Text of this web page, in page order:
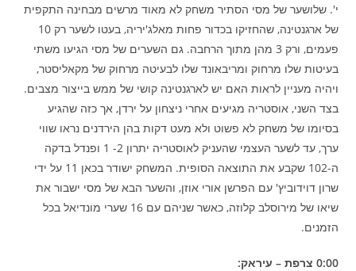
י'. שלושער של מסי הסתיר משחק לא מאוד מרשים מבחינה התקפית
של ארגנטינה, שהחזיקו בכדור פחות מאלג'יריה, בעטו לשער רק 10
פעמים, ורק 3 מהן מתוך הרחבה. גם השערים של מסי הגיעו משתי
בעיטות שלו מרחוק ומריבאונד שלו לבעיטה מרחוק של מקאליסטר,
ויהיה מעניין לראות האם יש לארגנטינה קושי של ממש בייצור מצבים.
בצד השני, אוסטריה מגיעים אחרי ניצחון על ירדן, אך כזה שהגיע
בסיומו של משחק לא פשוט ולא מעט דקות בהן הירדנים נראו שווי
ערך, עד לשער העצמי שהעניק לאוסטריה יתרון 2- 1 ופנדל בדקה
ה-102 שקבע את התוצאה הסופית. המשחק ישודר בכאן 11 על ידי
שרון דוידוביץ' עם הפרשן אורי אוזן, והשער הבא של מסי ישבור את
שיאו של מירוסלב קלוזה, כאשר שניהם עם 16 שערי מונדיאל בכל
הזמנים.
0:00 צרפת – עיראק: